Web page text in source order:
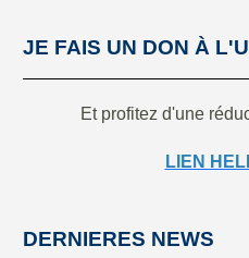
JE FAIS UN DON À
Et profitez d'une
LIEN
DERNIERES NEWS